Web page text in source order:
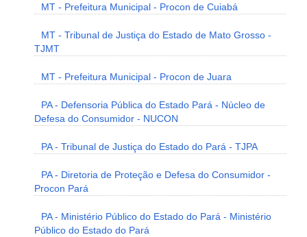
MT - Prefeitura Municipal - Procon de Cuiabá
MT - Tribunal de Justiça do Estado de Mato Grosso -
TJMT
MT - Prefeitura Municipal - Procon de Juara
PA - Defensoria Pública do Estado Pará - Núcleo de
Defesa do Consumidor - NUCON
PA - Tribunal de Justiça do Estado do Pará - TJPA
PA - Diretoria de Proteção e Defesa do Consumidor -
Procon Pará
PA - Ministério Público do Estado do Pará - Ministério
Público do Estado do Pará